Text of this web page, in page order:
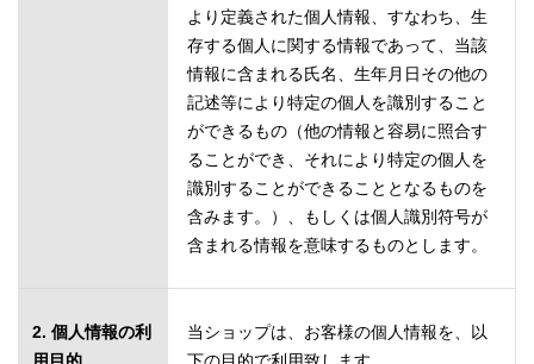
より定義された個人情報、すなわち、生
存する個人に関する情報であって、当該
情報に含まれる氏名、生年月日その他の
記述等により特定の個人を識別すること
ができるもの（他の情報と容易に照合す
ることができ、それにより特定の個人を
識別することができることとなるものを
含みます。）、もしくは個人識別符号が
含まれる情報を意味するものとします。
2. 個人情報の利
当ショップは、お客様の個人情報を、以